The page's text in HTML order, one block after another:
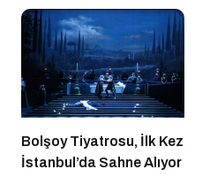
Gecesi
Bolşoy Tiyatrosu, İlk Kez
İstanbul’da Sahne Alıyor